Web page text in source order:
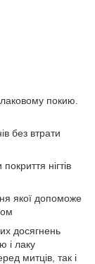
покию.
без втрати
нігтів
якої допоможе
досягнень
і лаку
митців, так і